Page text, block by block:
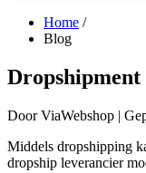
Home /
Blog
DoorViaWebshop |
Middels dropshipping
dropship leverancier